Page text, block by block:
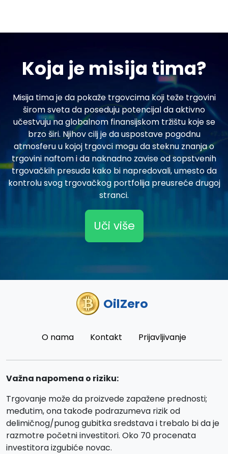
Koja je misija tima?
Misija tima je da pokaže trgovcima koji teže trgovini
širom sveta da poseduju potencijal da aktivno
učestvuju na globalnom finansijskom tržištu koje se
brzo širi. Njihov cilj je da uspostave pogodnu
atmosferu u kojoj trgovci mogu da steknu znanja o
trgovini naftom i da naknadno zavise od sopstvenih
trgovačkih presuda kako bi napredovali, umesto da
kontrolu svog trgovačkog portfolija preusreće drugoj
stranci.
Uči više
OilZero
O nama Kontakt Prijavljivanje
Važna napomena o riziku:
Trgovanje može da proizvede zapažene prednosti;
međutim, ona takođe podrazumeva rizik od
delimičnog/punog gubitka sredstava i trebalo bi da je
razmotre početni investitori. Oko 70 procenata
investitora izgubiće novac.